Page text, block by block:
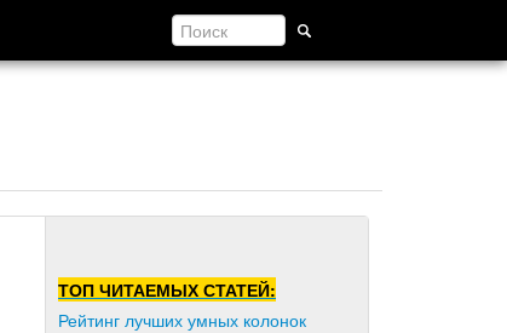
ТОП ЧИТАЕМЫХ СТАТЕЙ:
Рейтинг лучших умных колонок